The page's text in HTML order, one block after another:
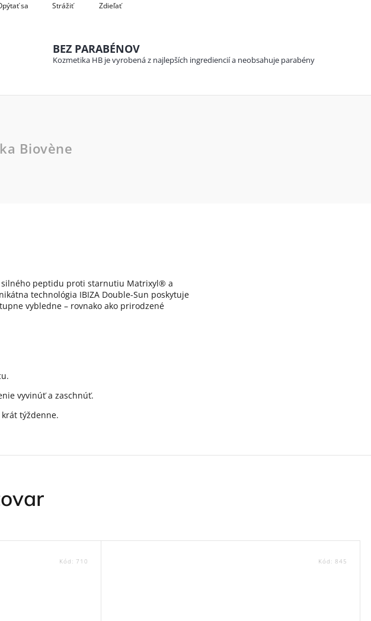
sa Strážiť Zdieľať
BEZ PARABÉNOV
Kozmetika HB je vyrobená z najlepších ingrediencií a neobsahuje parabény
Biovène
peptidu proti starnutiu Matrixyl® a
technológia IBIZA Double-Sun poskytuje
vybledne – rovnako ako prirodzené
vyvinúť a zaschnúť.
týždenne.
Kód: 710 Kód: 845